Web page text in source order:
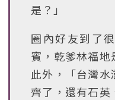
是？」
圈內好友到了
賓，乾爹林福地
此外，「台灣
齊了，還有石